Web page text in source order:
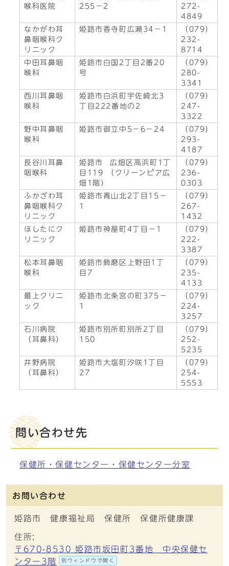
喉科医院
255－2
272-
4849
なかがわ耳
鼻咽喉科ク
リニック
姫路市香寺町広瀬34－1
（079）
232-
8714
中田耳鼻咽
喉科
姫路市白国2丁目2番20
号
（079）
280-
3341
西川耳鼻咽
喉科
姫路市白浜町宇佐崎北3
丁目222番地の2
（079）
247-
3322
野中耳鼻咽
喉科
姫路市御立中5－6－24
（079）
293-
4187
長谷川耳鼻
咽喉科
姫路市 広畑区高浜町1丁
目119 （クリーンピア広
畑1階）
（079）
236-
0303
ふかざわ耳
鼻咽喉科ク
リニック
姫路市青山北2丁目15－
1
（079）
267-
1432
ほしたにク
リニック
姫路市神屋町4丁目－1
（079）
222-
3387
松本耳鼻咽
喉科
姫路市飾磨区上野田1丁
目7
（079）
235-
4133
最上クリニ
ック
姫路市北条宮の町375－
1
（079）
224-
3257
石川病院
（耳鼻科）
姫路市別所町別所2丁目
150
（079）
252-
5235
井野病院
（耳鼻科）
姫路市大塩町汐咲1丁目
27
（079）
254-
5553
問い合わせ先
保健所・保健センター・保健センター分室
お問い合わせ
姫路市 健康福祉局 保健所 保健所健康課
住所:
〒670-8530 姫路市坂田町3番地 中央保健セ
ンター3階
別ウィンドウで開く